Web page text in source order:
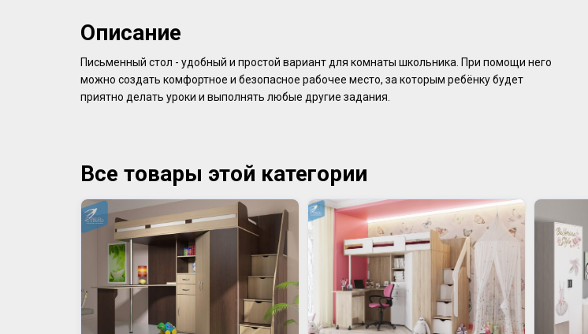
Описание
Письменный стол - удобный и простой вариант для комнаты школьника. При помощи него
можно создать комфортное и безопасное рабочее место, за которым ребёнку будет
приятно делать уроки и выполнять любые другие задания.
Все товары этой категории